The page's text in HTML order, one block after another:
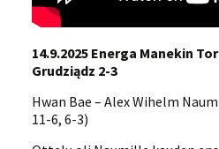
14.9.2025 Energa Manekin
Grudziądz 2-3
Hwan Bae – Alex Wihelm
11-6, 6-3)